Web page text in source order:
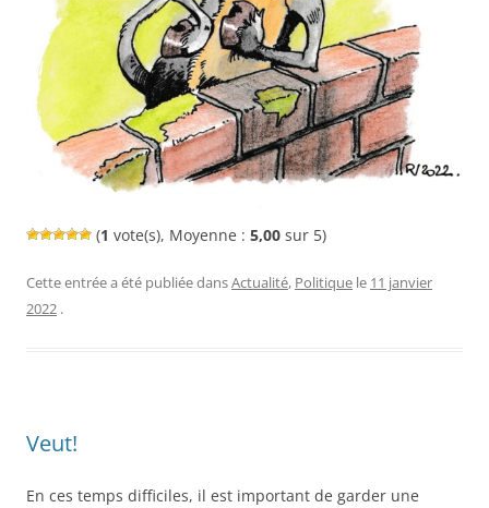
(1 vote(s), Moyenne : 5,00 sur 5)
Cette entrée a été publiée dansActualité, Politique le 11 janvier
2022 .
Veut!
En ces temps difficiles, il est important de garder une